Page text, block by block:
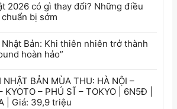
2026 có gì thay đổi? Những điều
bị sớm
Bản: Khi thiên nhiên trở thành
hoàn hảo”
NHẬT BẢN MÙA THU: HÀ NỘI –
KYOTO – PHÚ SĨ – TOKYO | 6N5Đ |
| Giá: 39,9 triệu